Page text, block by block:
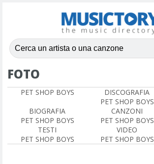
FOTO
PET SHOP BOYS
DISCOGRAFIA
PET SHOP BOYS
BIOGRAFIA
PET SHOP BOYS
CANZONI
PET SHOP BOYS
TESTI
PET SHOP BOYS
VIDEO
PET SHOP BOYS